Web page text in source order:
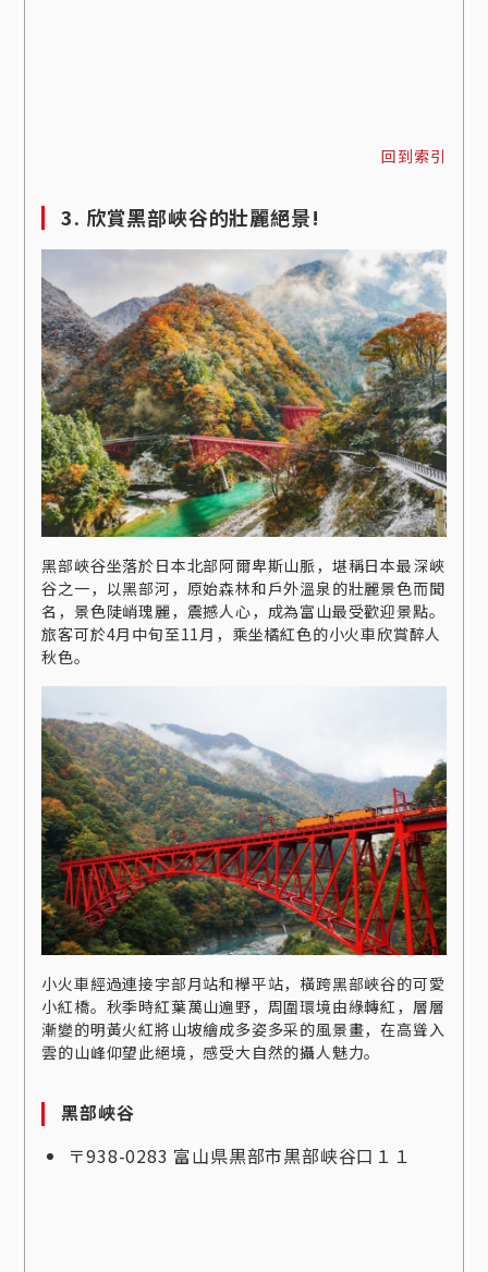
回到索引
3. 欣賞黑部峽谷的壯麗絕景!
黑部峽谷坐落於日本北部阿爾卑斯山脈，堪稱日本最深峽
谷之一，以黑部河，原始森林和戶外溫泉的壯麗景色而聞
名，景色陡峭瑰麗，震撼人心，成為富山最受歡迎景點。
旅客可於4月中旬至11月，乘坐橘紅色的小火車欣賞醉人
秋色。
小火車經過連接宇部月站和欅平站，橫跨黑部峽谷的可愛
小紅橋。秋季時紅葉萬山遍野，周圍環境由綠轉紅，層層
漸變的明黃火紅將山坡繪成多姿多采的風景畫，在高聳入
雲的山峰仰望此絕境，感受大自然的攝人魅力。
黑部峽谷
〒938-0283 富山県黒部市黒部峡谷口１１